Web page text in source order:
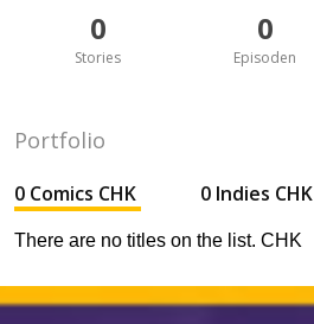
0
Stories
0
Episoden
Portfolio
0 Comics CHK 0 Indies CHK
There are no titles on the list. CHK